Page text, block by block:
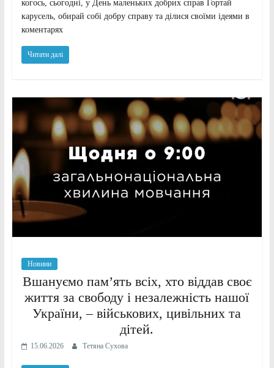
когось, сьогодні, у День маленьких добрих справ Гортай
карусель, обирай собі добру справу та ділися своїми ідеями в
коментарях
Читати далі
Новини
Вшануємо памʼять всіх, хто віддав своє
життя за свободу і незалежність нашої
України, – військових, цивільних та
дітей.
15.06.2026 Тетяна Сухова